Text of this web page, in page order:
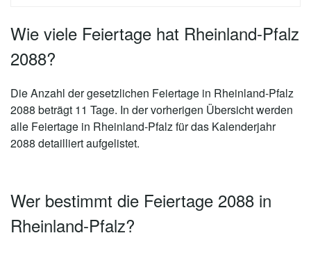
Wie viele Feiertage hat Rheinland-Pfalz
2088?
Die Anzahl der gesetzlichen Feiertage in Rheinland-Pfalz
2088 beträgt 11 Tage. In der vorherigen Übersicht werden
alle Feiertage in Rheinland-Pfalz für das Kalenderjahr
2088 detailliert aufgelistet.
Wer bestimmt die Feiertage 2088 in
Rheinland-Pfalz?